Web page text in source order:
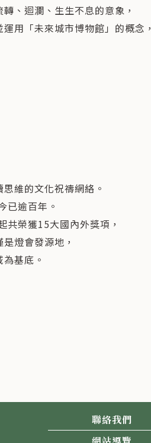
、迴瀾、生生不息的意象，
用「未來城市博物館」的概念，
維的文化祝禱網絡。
已逾百年。
榮獲15大國內外獎項，
燈會發源地，
基底。
聯絡我們